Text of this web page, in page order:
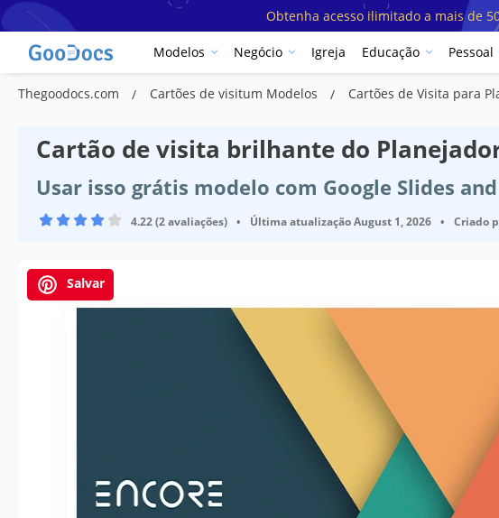
Obtenha acesso ilimitado a mais de
Modelos Negócio Igreja Educação Pessoal
Thegoodocs.com Cartões de visitum Modelos Cartões de Visita para
Cartão de visita brilhante do
Usar isso grátis modelo com Google Slides
4.22 (2 avaliações) • Última atualizaçãoAugust 1, 2026 • Criado
Salvar